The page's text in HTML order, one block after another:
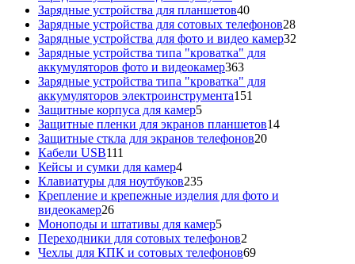
Зарядные устройства для планшетов4040
товаров
Зарядные устройства для сотовых телефонов2828
товаров
Зарядные устройства для фото и видео камер32
Зарядные устройства типа "кроватка" для
аккумуляторов фото и видеокамер363363
товара
Зарядные устройства типа "кроватка" для
аккумуляторов электроинструмента151
Защитные корпуса для камер55
товаров
Защитные пленки для экранов планшетов1414
Защитные сткла для экранов телефонов2020
Кабели USB111
товаров
Кейсы и сумки для камер44
товара
Клавиатуры для ноутбуков235235
товаров
Крепление и крепежные изделия для фото и
видеокамер2626
товаров
Моноподы и штативы для камер55
товаров
Переходники для сотовых телефонов2
товара
Чехлы для КПК и сотовых телефонов6969